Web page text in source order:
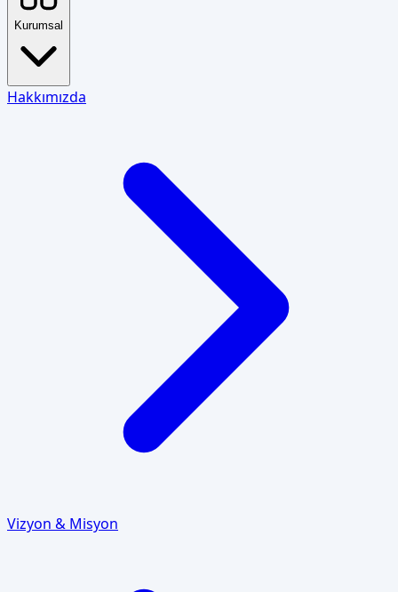
Kurumsal
Hakkımızda
Vizyon & Misyon